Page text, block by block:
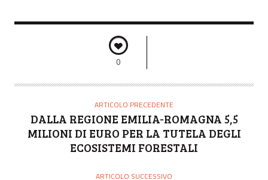
0
ARTICOLO PRECEDENTE
DALLA REGIONE EMILIA-ROMAGNA 5,5
MILIONI DI EURO PER LA TUTELA DEGLI
ECOSISTEMI FORESTALI
ARTICOLO SUCCESSIVO